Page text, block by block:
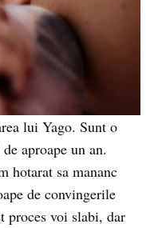
lui Yago. Sunt o
aproape un an.
hotarat sa mananc
de convingerile
proces voi slabi, dar